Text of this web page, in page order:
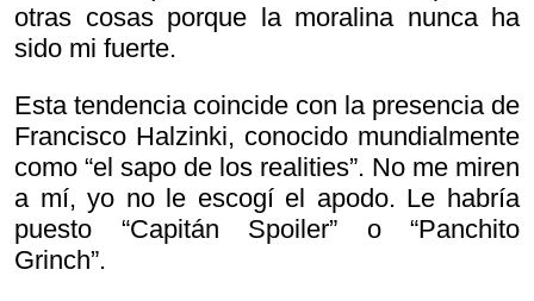
otras cosas porque la moralina nunca ha
sido mi fuerte.
Esta tendencia coincide con la presencia de
Francisco Halzinki, conocido mundialmente
como “el sapo de los realities”. No me miren
a mí, yo no le escogí el apodo. Le habría
puesto “Capitán Spoiler” o “Panchito
Grinch”.